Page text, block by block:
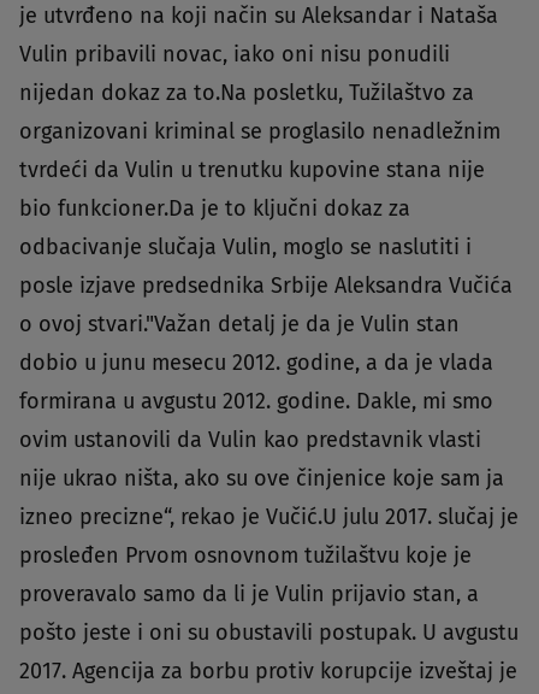
je utvrđeno na koji način su Aleksandar i Nataša
Vulin pribavili novac, iako oni nisu ponudili
nijedan dokaz za to.Na posletku, Tužilaštvo za
organizovani kriminal se proglasilo nenadležnim
tvrdeći da Vulin u trenutku kupovine stana nije
bio funkcioner.Da je to ključni dokaz za
odbacivanje slučaja Vulin, moglo se naslutiti i
posle izjave predsednika Srbije Aleksandra Vučića
o ovoj stvari."Važan detalj je da je Vulin stan
dobio u junu mesecu 2012. godine, a da je vlada
formirana u avgustu 2012. godine. Dakle, mi smo
ovim ustanovili da Vulin kao predstavnik vlasti
nije ukrao ništa, ako su ove činjenice koje sam ja
izneo precizne“, rekao je Vučić.U julu 2017. slučaj je
prosleđen Prvom osnovnom tužilaštvu koje je
proveravalo samo da li je Vulin prijavio stan, a
pošto jeste i oni su obustavili postupak. U avgustu
2017. Agencija za borbu protiv korupcije izveštaj je